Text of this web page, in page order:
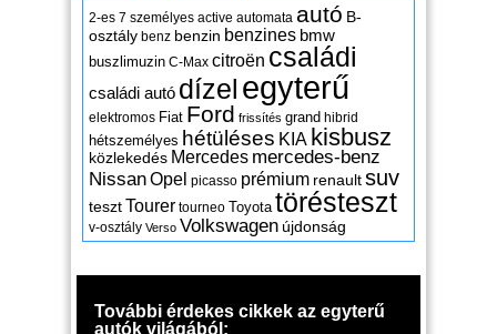
2-es 7 személyes active automata autó B-
osztály benz benzin benzines bmw
buszlimuzin C-Max citroën családi
családi autó dízel egyterű
elektromos Fiat Ford frissítés grand hibrid
hétszemélyes hétüléses KIA kisbusz
közlekedés Mercedes mercedes-benz
NissanOpel picasso prémium renaultsuv
tesztTourer tourneo Toyota törésteszt
v-osztály Verso Volkswagen újdonság
További érdekes cikkek az egyterű
autók világából: